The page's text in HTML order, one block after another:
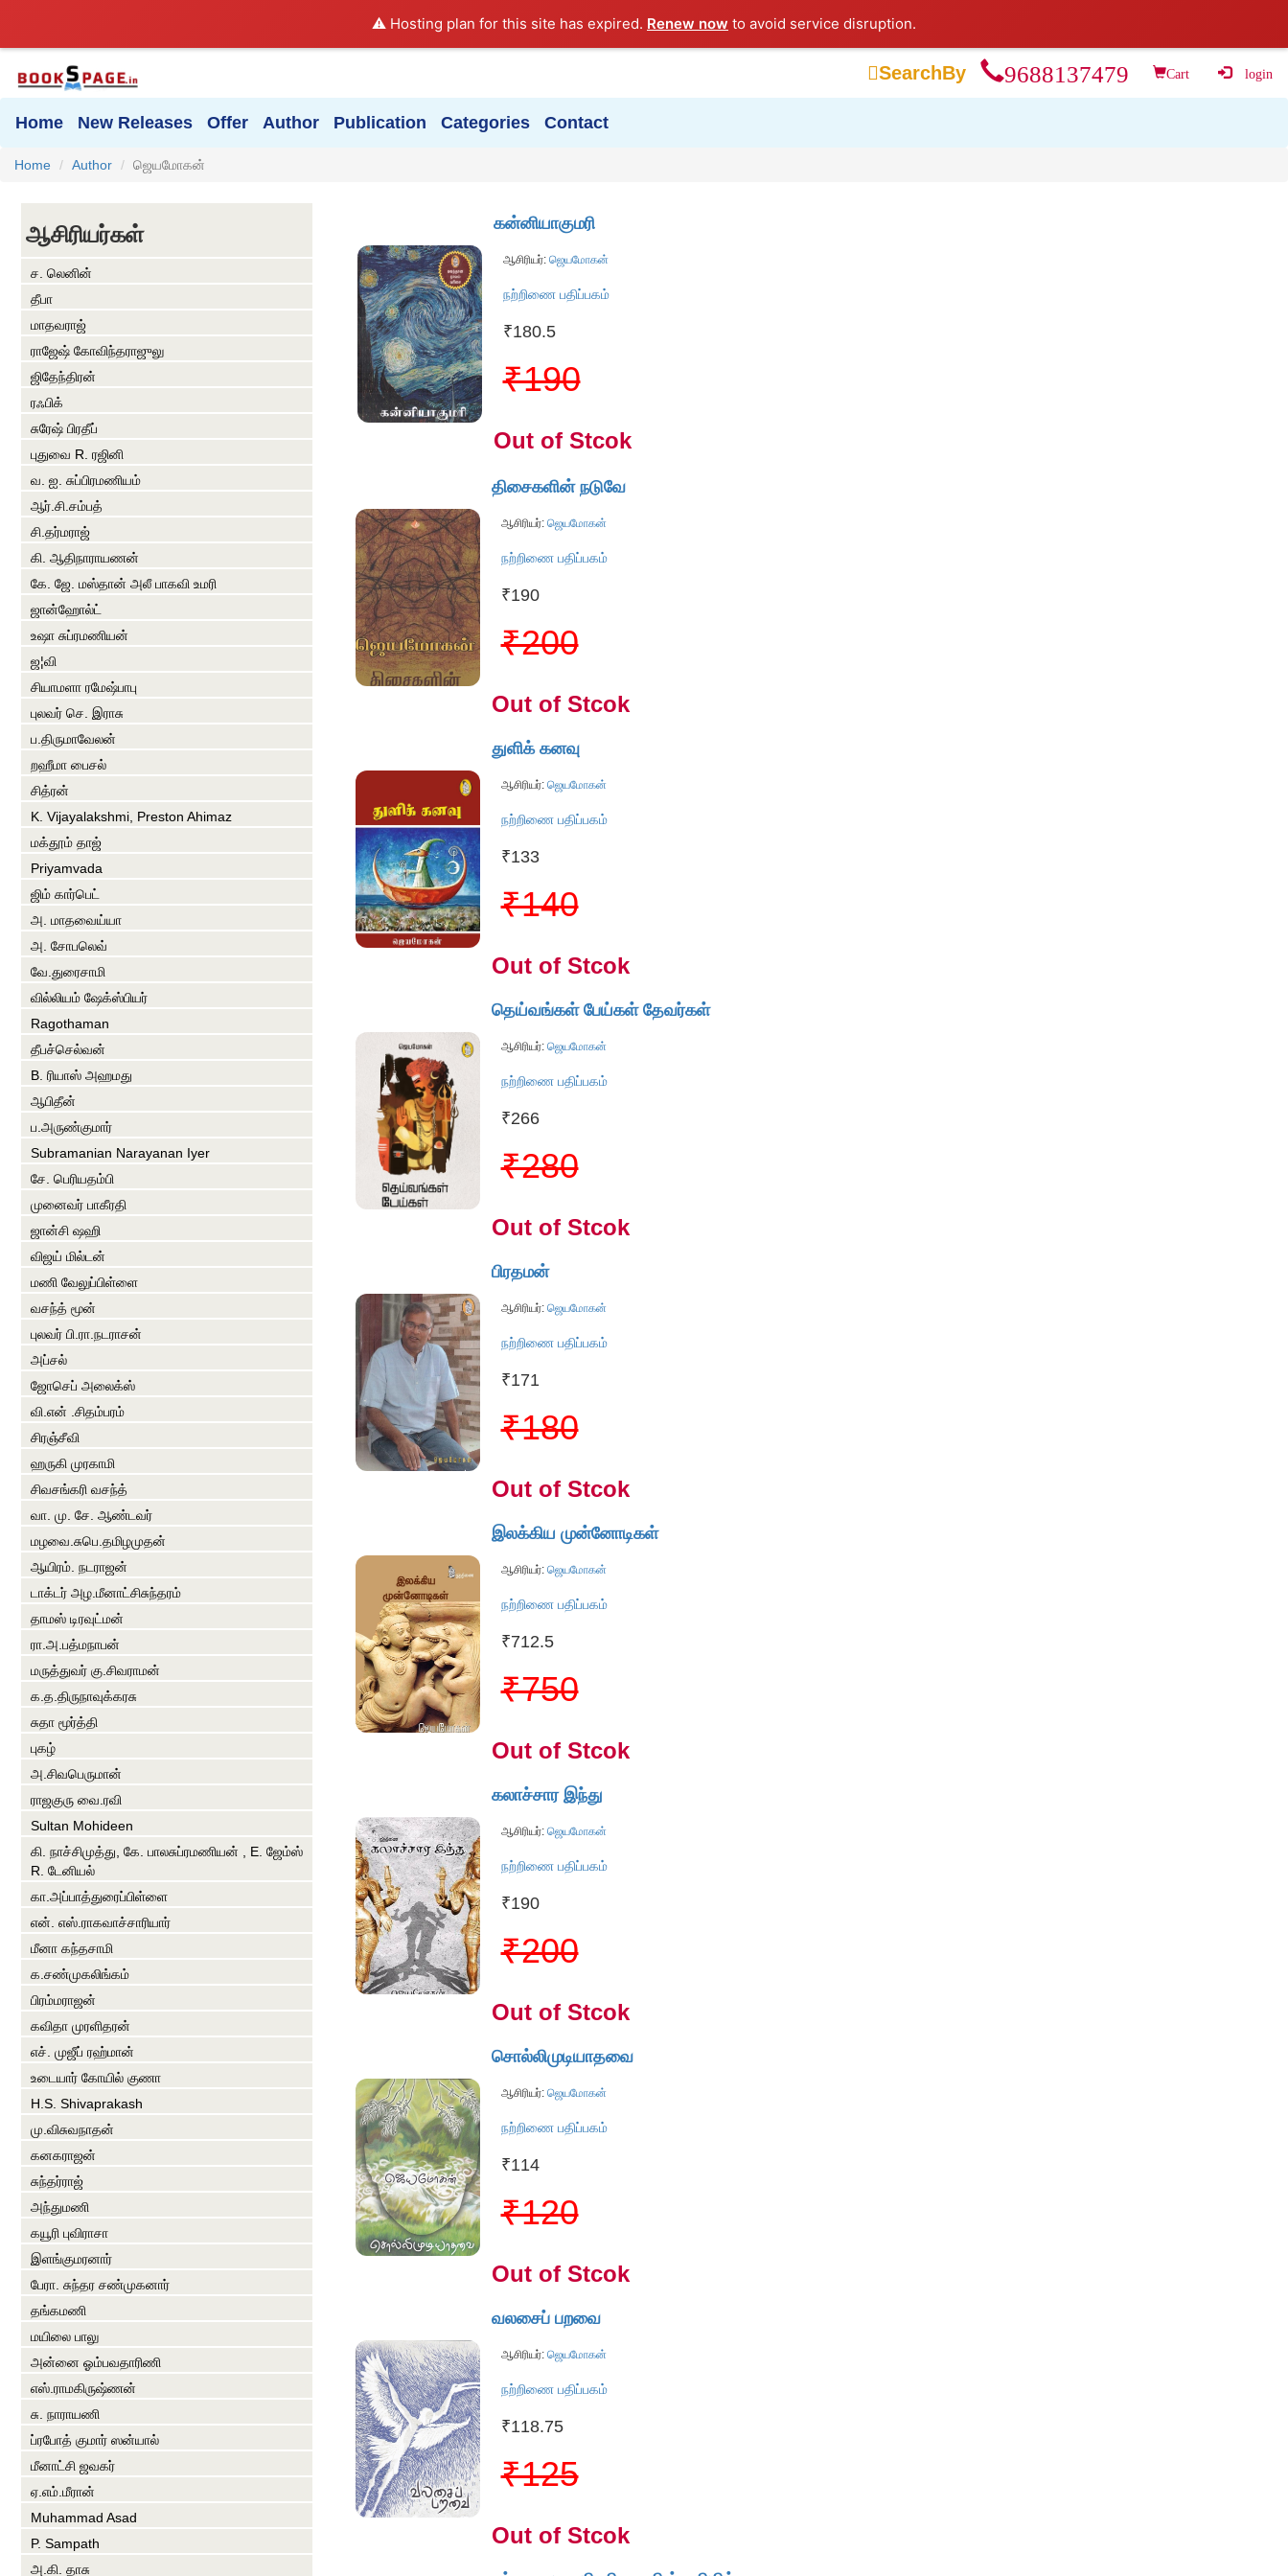
⚠️ Hosting plan for this site has expired. Renew now to avoid service disruption.
SearchBy 9688137479 Cart login
Home New Releases Offer Author Publication Categories Contact
Home Author ஜெயமோகன்
ஆசிரியர்கள்
ச. லெனின்
தீபா
மாதவராஜ்
ராஜேஷ் கோவிந்தராஜுலு
ஜிதேந்திரன்
ரஃபிக்
சுரேஷ் பிரதீப்
புதுவை R. ரஜினி
வ. ஐ. சுப்பிரமணியம்
ஆர்.சி.சம்பத்
சி.தர்மராஜ்
கி. ஆதிநாராயணன்
கே. ஜே. மஸ்தான் அலீ பாகவி உமரி
ஜான்ஹோல்ட்
உஷா சுப்ரமணியன்
ஜ¦வி
சியாமளா ரமேஷ்பாபு
புலவர் செ. இராசு
ப‌.திருமாவேலன்
றஹீமா பைசல்
சித்ரன்
K. Vijayalakshmi, Preston Ahimaz
மக்தூம் தாஜ்
Priyamvada
ஜிம் கார்பெட்
அ. மாதவைய்யா
அ. சோபலெவ்
வே.துரைசாமி
வில்லியம் ஷேக்ஸ்பியர்
Ragothaman
தீபச்செல்வன்
B. ரியாஸ் அஹமது
ஆபிதீன்
ப.அருண்குமார்
Subramanian Narayanan Iyer
சே. பெரியதம்பி
முனைவர் பாகீரதி
ஜான்சி ஷஹி
விஜய் மில்டன்
மணி வேலுப்பிள்ளை
வசந்த் மூன்
புலவர் பி.ரா.நடராசன்
அப்சல்
ஜோசெப் அலைக்ஸ்
வி.என் .சிதம்பரம்
சிரஞ்சீவி
ஹருகி முரகாமி
சிவசங்கரி வசந்த்
வா. மு. சே. ஆண்டவர்
மழவை.சுபெ.தமிழமுதன்
ஆயிரம். நடராஜன்
டாக்டர் அழ.மீனாட்சிசுந்தரம்
தாமஸ் டிரவுட்மன்
ரா.அ.பத்மநாபன்
மருத்துவர் கு.சிவராமன்
க.த.திருநாவுக்கரசு
சுதா மூர்த்தி
புகழ்
அ.சிவபெருமான்
ராஜகுரு வை.ரவி
Sultan Mohideen
கி. நாச்சிமுத்து, கே. பாலசுப்ரமணியன் , E. ஜேம்ஸ்
R. டேனியல்
கா.அப்பாத்துரைப்பிள்ளை
என். எஸ்.ராகவாச்சாரியார்
மீனா கந்தசாமி
க.சண்முகலிங்கம்
பிரம்மராஜன்
கவிதா முரளிதரன்
எச். முஜீப் ரஹ்மான்
உடையார் கோயில் குணா
H.S. Shivaprakash
மு.விசுவநாதன்
கனகராஜன்
சுந்தர்ராஜ்
அந்துமணி
கயூரி புவிராசா
இளங்குமரனார்
பேரா. சுந்தர சண்முகனார்
தங்கமணி
மயிலை பாலு
அன்னை ஓம்பவதாரிணி
எஸ்.ராமகிருஷ்ணன்
சு. நாராயணி
ப்ரபோத் குமார் ஸன்யால்
மீனாட்சி ஜவகர்
ஏ.எம்.மீரான்
Muhammad Asad
P. Sampath
அ.கி. தாசு
கன்னியாகுமரி
ஆசிரியர்:ஜெயமோகன்
நற்றிணை பதிப்பகம்
₹180.5
₹190
Out of Stcok
திசைகளின் நடுவே
ஆசிரியர்:ஜெயமோகன்
நற்றிணை பதிப்பகம்
₹190
₹200
Out of Stcok
துளிக் கனவு
ஆசிரியர்:ஜெயமோகன்
நற்றிணை பதிப்பகம்
₹133
₹140
Out of Stcok
தெய்வங்கள் பேய்கள் தேவர்கள்
ஆசிரியர்:ஜெயமோகன்
நற்றிணை பதிப்பகம்
₹266
₹280
Out of Stcok
பிரதமன்
ஆசிரியர்:ஜெயமோகன்
நற்றிணை பதிப்பகம்
₹171
₹180
Out of Stcok
இலக்கிய முன்னோடிகள்
ஆசிரியர்:ஜெயமோகன்
நற்றிணை பதிப்பகம்
₹712.5
₹750
Out of Stcok
கலாச்சார இந்து
ஆசிரியர்:ஜெயமோகன்
நற்றிணை பதிப்பகம்
₹190
₹200
Out of Stcok
சொல்லிமுடியாதவை
ஆசிரியர்:ஜெயமோகன்
நற்றிணை பதிப்பகம்
₹114
₹120
Out of Stcok
வலசைப் பறவை
ஆசிரியர்:ஜெயமோகன்
நற்றிணை பதிப்பகம்
₹118.75
₹125
Out of Stcok